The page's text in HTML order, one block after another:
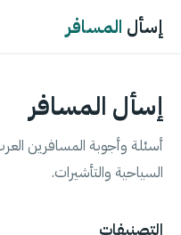
إسأل المسافر
إسأل المسافر
أسئلة وأجوبة المسافرين
السياحية والتأشيرات.
التصنيفات